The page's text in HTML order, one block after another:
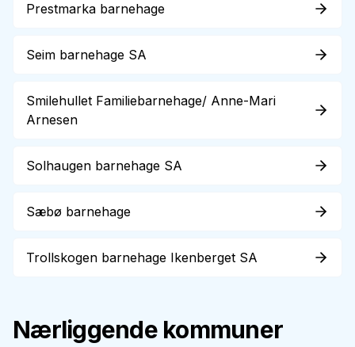
Prestmarka barnehage
Seim barnehage SA
Smilehullet Familiebarnehage/ Anne-Mari
Arnesen
Solhaugen barnehage SA
Sæbø barnehage
Trollskogen barnehage Ikenberget SA
Nærliggende kommuner